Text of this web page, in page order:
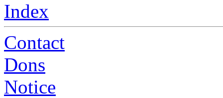
Index
Contact
Dons
Notice